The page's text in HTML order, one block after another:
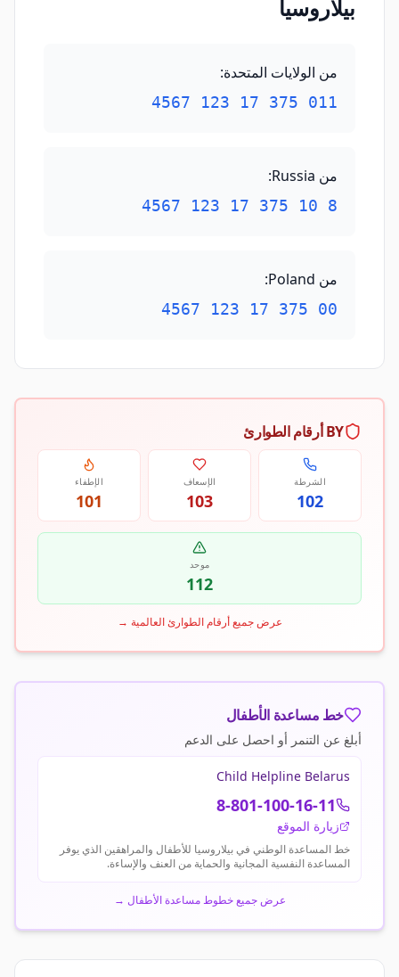
بيلاروسيا
من الولايات المتحدة:
011 375 17 123 4567
من Russia :
8 10 375 17 123 4567
من Poland :
00 375 17 123 4567
BY أرقام الطوارئ
الشرطة
102
الإسعاف
103
الإطفاء
101
موحد
112
عرض جميع أرقام الطوارئ العالمية →
خط مساعدة الأطفال
أبلغ عن التنمر أو احصل على الدعم
Child Helpline Belarus
8-801-100-16-11
زيارة الموقع
خط المساعدة الوطني في بيلاروسيا للأطفال والمراهقين الذي يوفر
المساعدة النفسية المجانية والحماية من العنف والإساءة.
عرض جميع خطوط مساعدة الأطفال →